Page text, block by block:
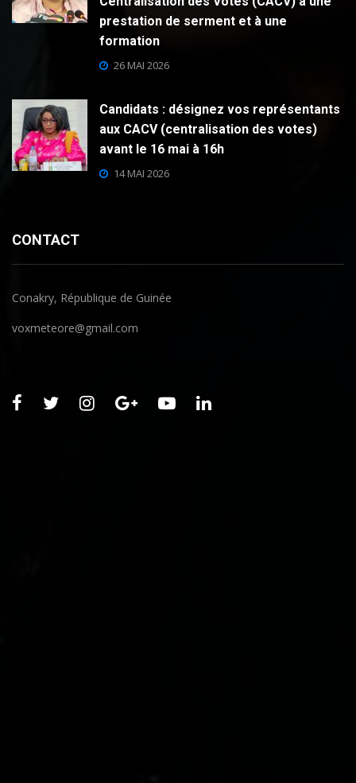
prestation de serment et à une
formation
26 MAI 2026
Candidats : désignez vos représentants
aux CACV (centralisation des votes)
avant le 16 mai à 16h
14 MAI 2026
CONTACT
Conakry, République de Guinée
voxmeteore@gmail.com